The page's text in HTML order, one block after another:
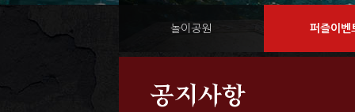
놀이공원 퍼즐이벤
공지사항